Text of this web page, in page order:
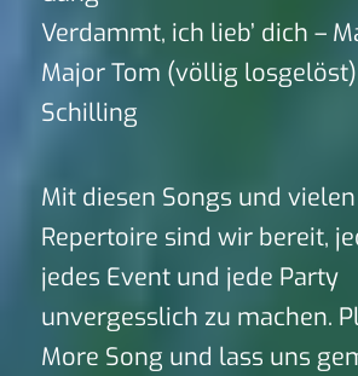
Verdammt, ich lieb’ dich –
Major Tom (völlig
Schilling
Mit diesen Songs und
Repertoire sind wir bereit,
jedes Event und jede Party
unvergesslich zu machen.
More Song und lass uns